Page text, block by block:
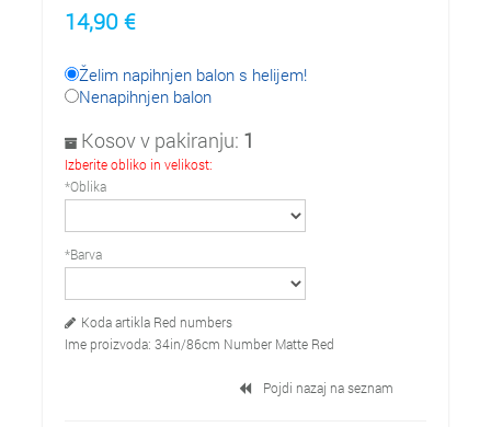
14,90€
Želim napihnjen balon s helijem!
Nenapihnjen balon
Kosov v pakiranju: 1
Izberite obliko in velikost:
*Oblika
*Barva
Koda artikla Red numbers
Ime proizvoda: 34in/86cm Number Matte Red
Pojdi nazaj na seznam